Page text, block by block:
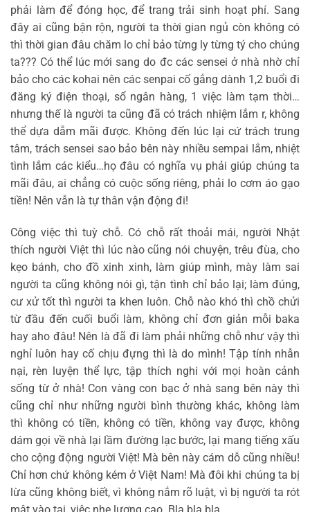
phải làm để đóng học, để trang trải sinh hoạt phí. Sang
đây ai cũng bận rộn, người ta thời gian ngủ còn không có
thì thời gian đâu chăm lo chỉ bảo từng ly từng tý cho chúng
ta??? Có thể lúc mới sang do đc các sensei ở nhà nhờ chỉ
bảo cho các kohai nên các senpai cố gắng dành 1,2 buổi đi
đăng ký điện thoại, sổ ngân hàng, 1 việc làm tạm thời…
nhưng thế là người ta cũng đã có trách nhiệm lắm r, không
thể dựa dẫm mãi được. Không đến lúc lại cứ trách trung
tâm, trách sensei sao bảo bên này nhiều sempai lắm, nhiệt
tình lắm các kiểu…họ đâu có nghĩa vụ phải giúp chúng ta
mãi đâu, ai chẳng có cuộc sống riêng, phải lo cơm áo gạo
tiền! Nên vẫn là tự thân vận động đi!
Công việc thì tuỳ chỗ. Có chỗ rất thoải mái, người Nhật
thích người Việt thì lúc nào cũng nói chuyện, trêu đùa, cho
kẹo bánh, cho đồ xinh xinh, làm giúp mình, mày làm sai
người ta cũng không nói gì, tận tình chỉ bảo lại; làm đúng,
cư xử tốt thì người ta khen luôn. Chỗ nào khó thì chồ chửi
từ đầu đến cuối buổi làm, không chỉ đơn giản mỗi baka
hay aho đâu! Nên là đã đi làm phải những chỗ như vậy thì
nghỉ luôn hay cố chịu đựng thì là do mình! Tập tính nhẫn
nại, rèn luyện thể lực, tập thích nghi với mọi hoàn cảnh
sống từ ở nhà! Con vàng con bạc ở nhà sang bên này thì
cũng chỉ như những người bình thường khác, không làm
thì không có tiền, không có tiền, không vay được, không
dám gọi về nhà lại lầm đường lạc bước, lại mang tiếng xấu
cho cộng động người Việt! Mà bên này cám dỗ cũng nhiều!
Chỉ hơn chứ không kém ở Việt Nam! Mà đôi khi chúng ta bị
lừa cũng không biết, vì không nắm rõ luật, vì bị người ta rót
mật vào tai, việc nhẹ lương cao. Bla bla bla…